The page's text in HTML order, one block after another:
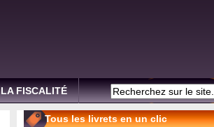
LA FISCALITÉ
Tous les livrets en un clic